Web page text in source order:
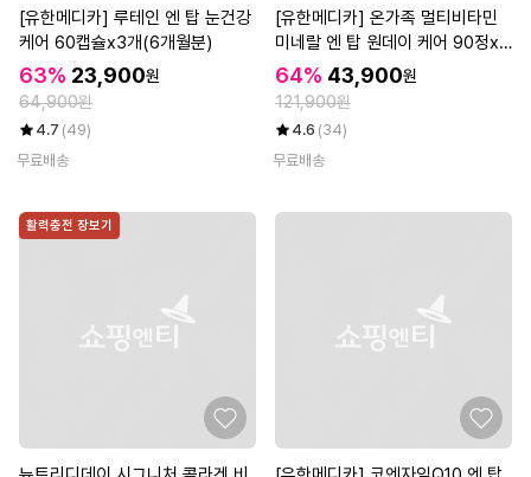
[유한메디카] 루테인 엔 탑 눈건강
케어 60캡슐x3개(6개월분)
63% 23,900원
64,900원
4.7 (49)
무료배송
[유한메디카] 온가족 멀티비타민
미네랄 엔 탑 원데이 케어 90정x4
개(12개월분)
64% 43,900원
121,900원
4.6 (34)
무료배송
활력충전 장보기